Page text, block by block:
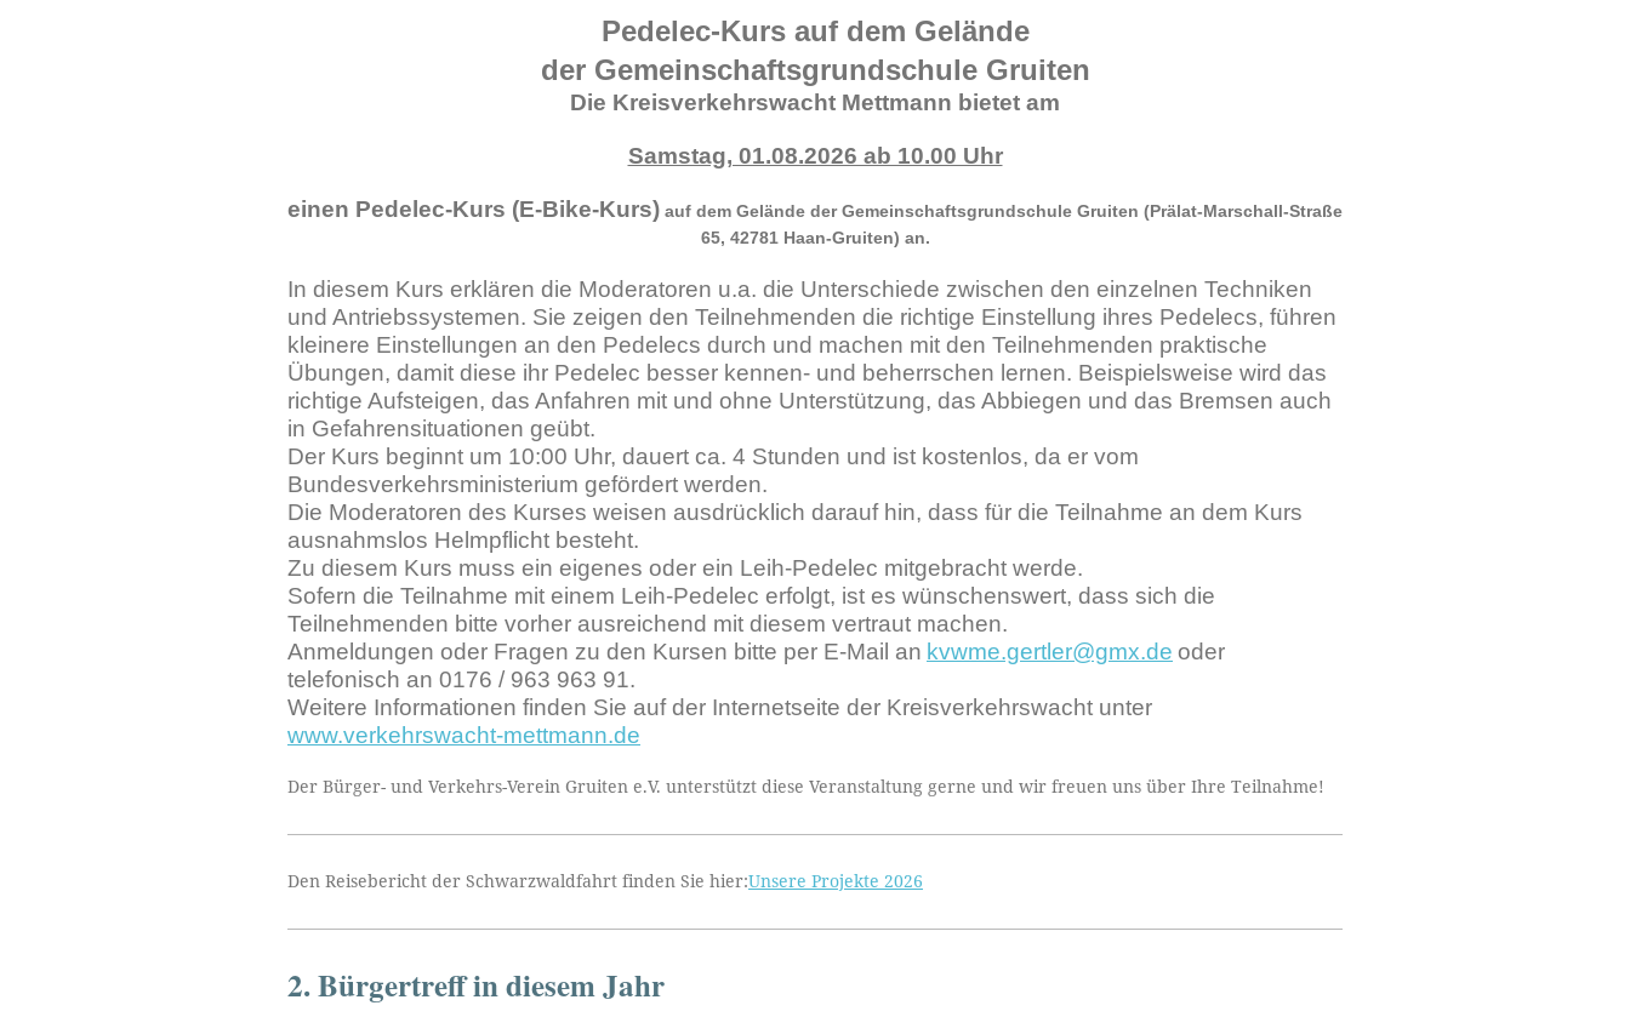
Pedelec-Kurs auf dem Gelände
der Gemeinschaftsgrundschule Gruiten
Die Kreisverkehrswacht Mettmann bietet am
Samstag, 01.08.2026 ab 10.00 Uhr
einen Pedelec-Kurs (E-Bike-Kurs) auf dem Gelände der Gemeinschaftsgrundschule Gruiten (Prälat-Marschall-Straße
65, 42781 Haan-Gruiten) an.
In diesem Kurs erklären die Moderatoren u.a. die Unterschiede zwischen den einzelnen Techniken
und Antriebssystemen. Sie zeigen den Teilnehmenden die richtige Einstellung ihres Pedelecs, führen
kleinere Einstellungen an den Pedelecs durch und machen mit den Teilnehmenden praktische
Übungen, damit diese ihr Pedelec besser kennen- und beherrschen lernen. Beispielsweise wird das
richtige Aufsteigen, das Anfahren mit und ohne Unterstützung, das Abbiegen und das Bremsen auch
in Gefahrensituationen geübt.
Der Kurs beginnt um 10:00 Uhr, dauert ca. 4 Stunden und ist kostenlos, da er vom
Bundesverkehrsministerium gefördert werden.
Die Moderatoren des Kurses weisen ausdrücklich darauf hin, dass für die Teilnahme an dem Kurs
ausnahmslos Helmpflicht besteht.
Zu diesem Kurs muss ein eigenes oder ein Leih-Pedelec mitgebracht werde.
Sofern die Teilnahme mit einem Leih-Pedelec erfolgt, ist es wünschenswert, dass sich die
Teilnehmenden bitte vorher ausreichend mit diesem vertraut machen.
Anmeldungen oder Fragen zu den Kursen bitte per E-Mail an kvwme.gertler@gmx.de oder
telefonisch an 0176 / 963 963 91.
Weitere Informationen finden Sie auf der Internetseite der Kreisverkehrswacht unter
www.verkehrswacht-mettmann.de
Der Bürger- und Verkehrs-Verein Gruiten e.V. unterstützt diese Veranstaltung gerne und wir freuen uns über Ihre Teilnahme!
Den Reisebericht der Schwarzwaldfahrt finden Sie hier:Unsere Projekte 2026
2. Bürgertreff in diesem Jahr